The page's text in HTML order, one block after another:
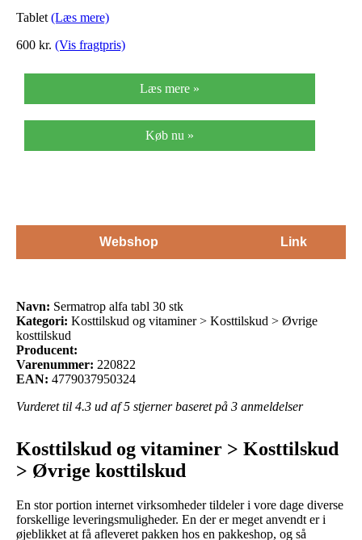
Tablet (Læs mere)
600 kr. (Vis fragtpris)
Læs mere »
Køb nu »
Webshop Link
Navn: Sermatrop alfa tabl 30 stk
Kategori: Kosttilskud og vitaminer > Kosttilskud > Øvrige
kosttilskud
Producent:
Varenummer: 220822
EAN: 4779037950324
Vurderet til 4.3 ud af 5 stjerner baseret på 3 anmeldelser
Kosttilskud og vitaminer > Kosttilskud
> Øvrige kosttilskud
En stor portion internet virksomheder tildeler i vore dage diverse
forskellige leveringsmuligheder. En der er meget anvendt er i
øjeblikket at få afleveret pakken hos en pakkeshop, og så